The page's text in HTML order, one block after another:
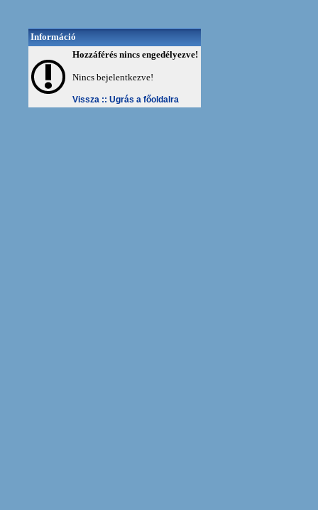
Információ
Hozzáférés nincs engedélyezve!
Nincs bejelentkezve!
Vissza :: Ugrás a főoldalra